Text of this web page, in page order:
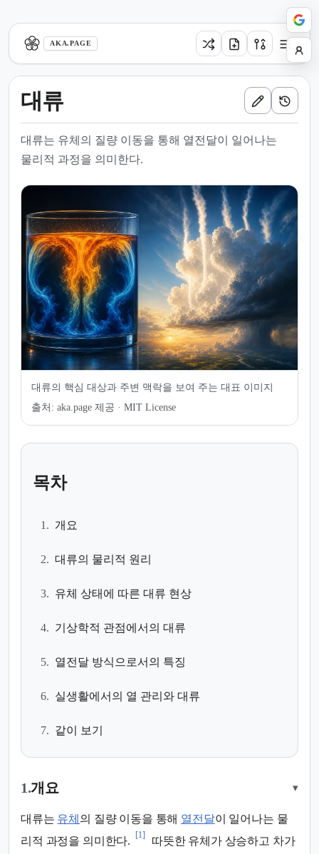
AKA.PAGE
대류
대류는 유체의 질량 이동을 통해 열전달이 일어나는
물리적 과정을 의미한다.
대류의 핵심 대상과 주변 맥락을 보여 주는 대표 이미지
출처: aka.page 제공 · MIT License
목차
1. 개요
2. 대류의 물리적 원리
3. 유체 상태에 따른 대류 현상
4. 기상학적 관점에서의 대류
5. 열전달 방식으로서의 특징
6. 실생활에서의 열 관리와 대류
7. 같이 보기
1.개요 ▾
대류는 유체 의 질량 이동을 통해 열전달이 일어나는 물
리적 과정을 의미한다.
[1]
따뜻한 유체가 상승하고 차가